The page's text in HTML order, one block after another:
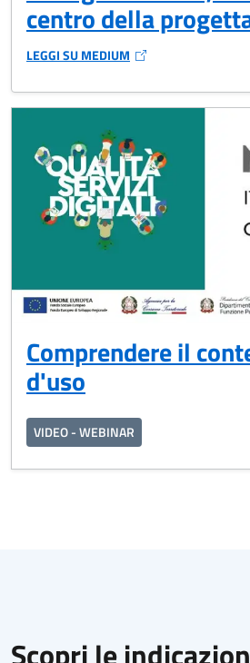
centro della
LEGGI SU MEDIUM
(SI APRE IN UNA NUOVA FINESTRA)
Comprendere il
d'uso
VIDEO - WEBINAR